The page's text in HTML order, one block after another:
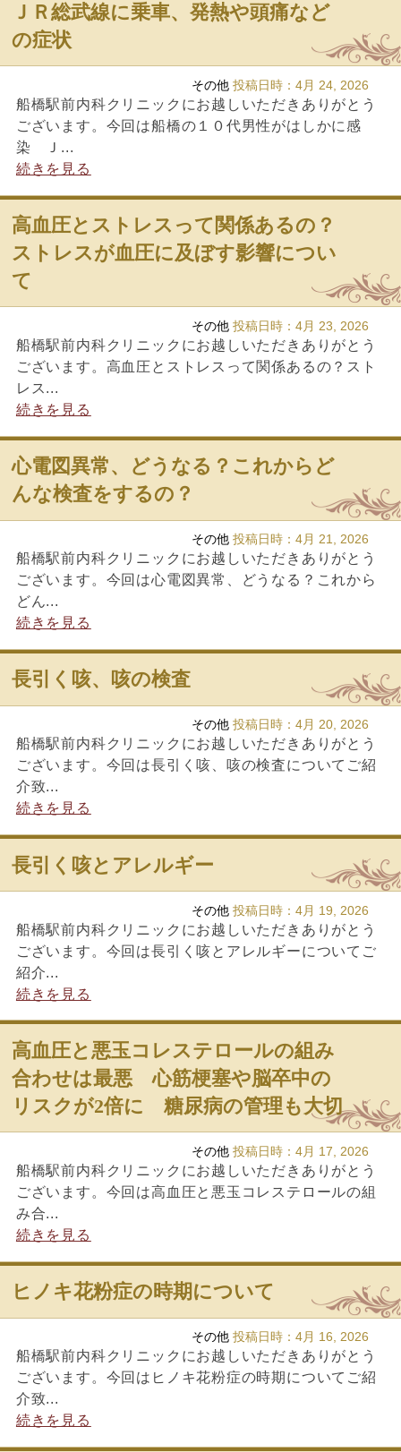
ＪＲ総武線に乗車、発熱や頭痛など
の症状
その他 投稿日時：4月 24, 2026
船橋駅前内科クリニックにお越しいただきありがとう
ございます。今回は船橋の１０代男性がはしかに感
染 Ｊ...
続きを見る
高血圧とストレスって関係あるの？
ストレスが血圧に及ぼす影響につい
て
その他 投稿日時：4月 23, 2026
船橋駅前内科クリニックにお越しいただきありがとう
ございます。高血圧とストレスって関係あるの？スト
レス...
続きを見る
心電図異常、どうなる？これからど
んな検査をするの？
その他 投稿日時：4月 21, 2026
船橋駅前内科クリニックにお越しいただきありがとう
ございます。今回は心電図異常、どうなる？これから
どん...
続きを見る
長引く咳、咳の検査
その他 投稿日時：4月 20, 2026
船橋駅前内科クリニックにお越しいただきありがとう
ございます。今回は長引く咳、咳の検査についてご紹
介致...
続きを見る
長引く咳とアレルギー
その他 投稿日時：4月 19, 2026
船橋駅前内科クリニックにお越しいただきありがとう
ございます。今回は長引く咳とアレルギーについてご
紹介...
続きを見る
高血圧と悪玉コレステロールの組み
合わせは最悪 心筋梗塞や脳卒中の
リスクが2倍に 糖尿病の管理も大切
その他 投稿日時：4月 17, 2026
船橋駅前内科クリニックにお越しいただきありがとう
ございます。今回は高血圧と悪玉コレステロールの組
み合...
続きを見る
ヒノキ花粉症の時期について
その他 投稿日時：4月 16, 2026
船橋駅前内科クリニックにお越しいただきありがとう
ございます。今回はヒノキ花粉症の時期についてご紹
介致...
続きを見る